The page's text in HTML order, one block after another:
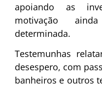
apoiando as
motivação
determinada.
Testemunhas
desespero, com
banheiros e outros